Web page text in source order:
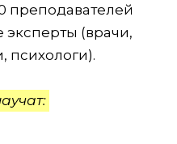
преподавателей
(врачи,
психологи).